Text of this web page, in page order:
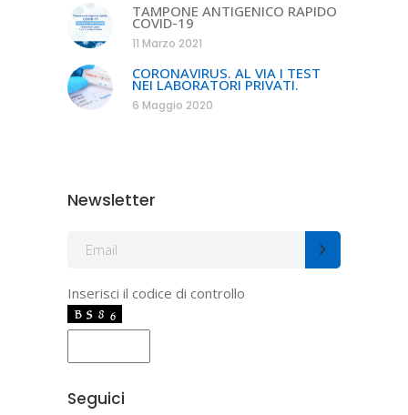
TAMPONE ANTIGENICO RAPIDO
COVID-19
11 Marzo 2021
CORONAVIRUS. AL VIA I TEST
NEI LABORATORI PRIVATI.
6 Maggio 2020
Newsletter
Inserisci il codice di controllo
Seguici